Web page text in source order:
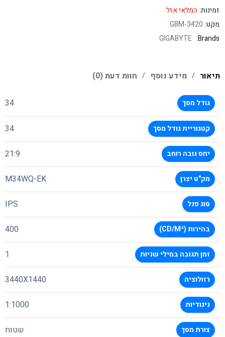
זמינות: המלאי אזל
מקט: GBM-3420
Brands:
GIGABYTE
תיאור מידע נוסף חוות דעת (0)
גודל מסך 34
קטגוריית גודל מסך 34
יחס גובה רוחב 21:9
מק"ט יצרן M34WQ-EK
סוג פנל IPS
בהירות (CD/M²) 400
זמן תגובה במילי שניות 1
רזולוציה 3440X1440
ניגודיות 1:1000
צורת מסך שטוח